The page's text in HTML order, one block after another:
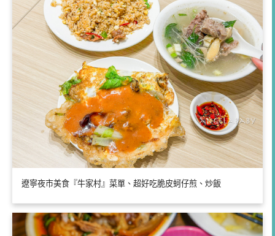
遼寧夜市美食『牛家村』菜單、超好吃脆皮蚵仔煎、炒飯